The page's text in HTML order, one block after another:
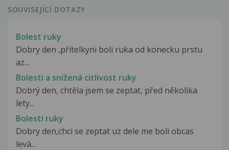
SOUVISEJÍCÍ DOTAZY
Bolest ruky
Dobry den ,přítelkyni boli ruka od konecku prstu
az...
Bolesti a snížená citlivost ruky
Dobrý den, chtěla jsem se zeptat, před několika
lety...
Bolesti ruky
Dobry den,chci se zeptat uz dele me boli obcas
levá...